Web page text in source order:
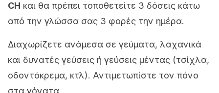
CH και θα πρέπει τοποθετείτε 3 δόσεις κάτω
από την γλώσσα σας 3 φορές την ημέρα.
Διαχωρίζετε ανάμεσα σε γεύματα, λαχανικά
και δυνατές γεύσεις ή γεύσεις μέντας (τσίχλα,
οδοντόκρεμα, κτλ). Αντιμετωπίστε τον πόνο
στα γόνατα.